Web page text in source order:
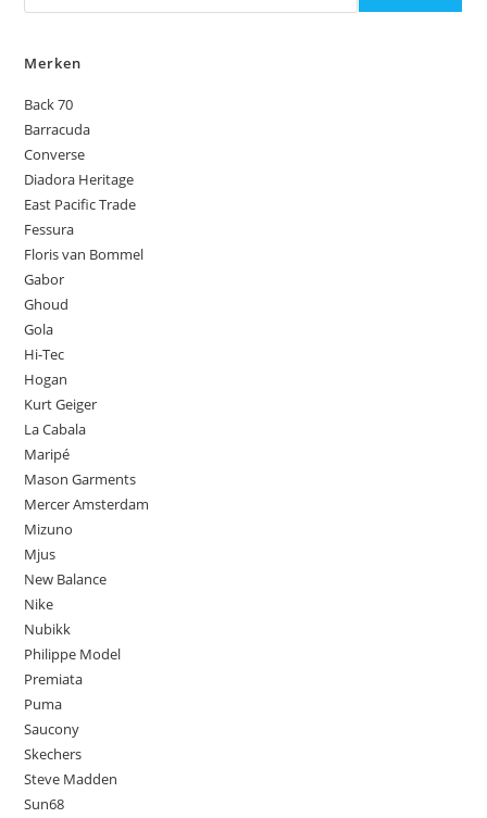
Merken
Back 70
Barracuda
Converse
Diadora Heritage
East Pacific Trade
Fessura
Floris van Bommel
Gabor
Ghoud
Gola
Hi-Tec
Hogan
Kurt Geiger
La Cabala
Maripé
Mason Garments
Mercer Amsterdam
Mizuno
Mjus
New Balance
Nike
Nubikk
Philippe Model
Premiata
Puma
Saucony
Skechers
Steve Madden
Sun68